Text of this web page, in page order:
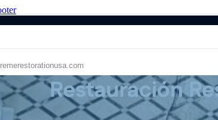
Restauración